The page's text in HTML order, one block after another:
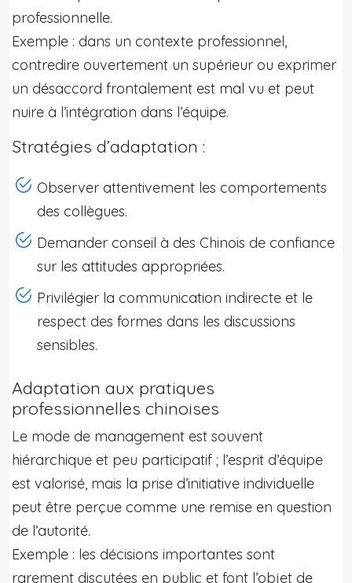
professionnelle.
Exemple : dans un contexte professionnel,
contredire ouvertement un supérieur ou exprimer
un désaccord frontalement est mal vu et peut
nuire à l’intégration dans l’équipe.
Stratégies d’adaptation :
Observer attentivement les comportements
des collègues.
Demander conseil à des Chinois de confiance
sur les attitudes appropriées.
Privilégier la communication indirecte et le
respect des formes dans les discussions
sensibles.
Adaptation aux pratiques
professionnelles chinoises
Le mode de management est souvent
hiérarchique et peu participatif ; l’esprit d’équipe
est valorisé, mais la prise d’initiative individuelle
peut être perçue comme une remise en question
de l’autorité.
Exemple : les décisions importantes sont
rarement discutées en public et font l’objet de